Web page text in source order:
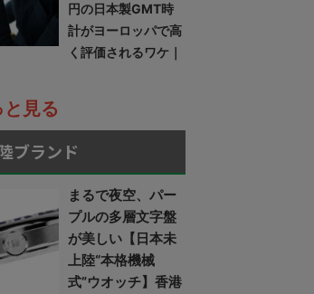
円の日本製GMT時
計がヨーロッパで高
く評価されるワケ｜
と見る
ブランド
まるで夜空、パー
プルの多層文字盤
が美しい【日本未
上陸“本格機械
式”ウオッチ】香港